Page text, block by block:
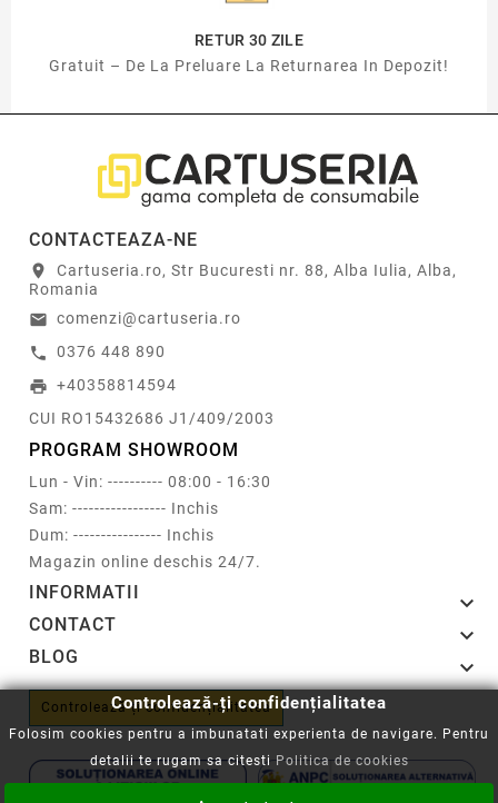
RETUR 30 ZILE
Gratuit – De La Preluare La Returnarea In Depozit!
CONTACTEAZA-NE
location_on
Cartuseria.ro, Str Bucuresti nr. 88, Alba Iulia, Alba,
Romania
email comenzi@cartuseria.ro
call 0376 448 890
print +40358814594
CUI RO15432686 J1/409/2003
PROGRAM SHOWROOM
Lun - Vin: ---------- 08:00 - 16:30
Sam: ----------------- Inchis
Dum: ---------------- Inchis
Magazin online deschis 24/7.
INFORMATII 
CONTACT 
BLOG 
Controlează-ți confidențialitatea
Controlează-ți confidențialitatea
Folosim cookies pentru a imbunatati experienta de navigare. Pentru
detalii te rugam sa citestiPolitica de cookies